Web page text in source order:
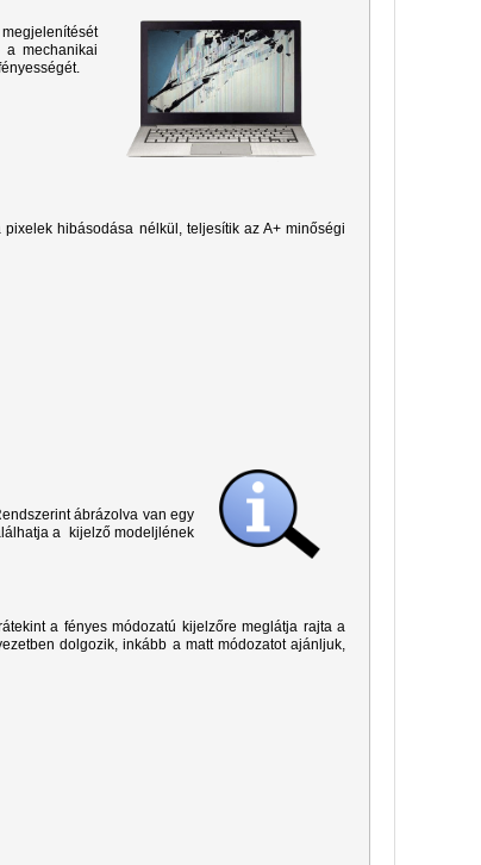
a mechanikai
hibásodása nélkül, teljesítik az A+ minőségi
ábrázolva van egy
a kijelző modeljlének
a fényes módozatú kijelzőre meglátja rajta a
dolgozik, inkább a matt módozatot ajánljuk,